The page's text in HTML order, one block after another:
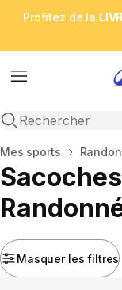
Profitez de la
Menu
Open search
Accueil
Mes sports
Masquer les filtres